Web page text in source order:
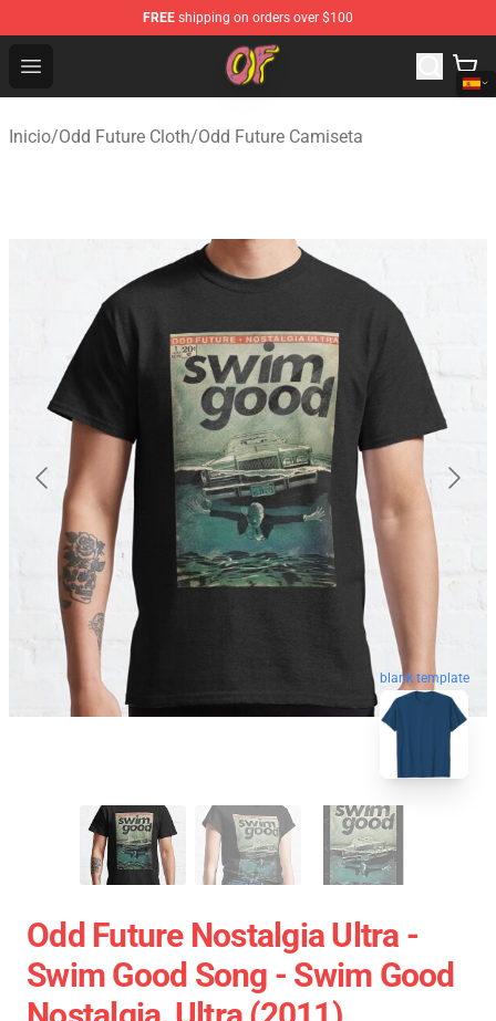
FREE shipping on orders over $100
Open menu
Odd Future Shop - Official Odd Future Merchandise Store
Inicio/Odd Future Cloth/Odd Future Camiseta
blank template
Odd Future Nostalgia Ultra -
Swim Good Song - Swim Good